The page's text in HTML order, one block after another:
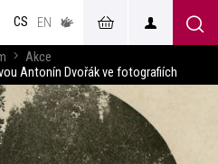
CS EN
v českém
jazyce
Akce
Antonín Dvořák ve fotografiích